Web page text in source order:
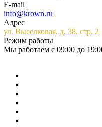
E-mail
info@krown.ru
Адрес
ул. Выселковая, д. 38, стр. 2
Режим работы
Мы работаем с 09:00 до